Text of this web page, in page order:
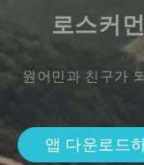
로스커
원어민과 친구가
앱 다운로드